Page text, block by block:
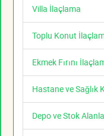
Villa İlaçlama
Toplu Konut
Ekmek Fırını
Hastane ve Sağlık
Depo ve Stok